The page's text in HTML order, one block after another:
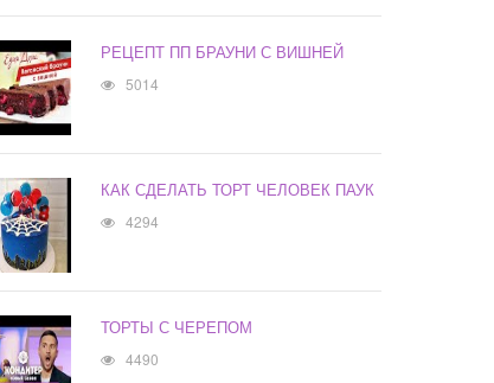
РЕЦЕПТ ПП БРАУНИ С ВИШНЕЙ
5014
КАК СДЕЛАТЬ ТОРТ ЧЕЛОВЕК ПАУК
4294
ТОРТЫ С ЧЕРЕПОМ
4490